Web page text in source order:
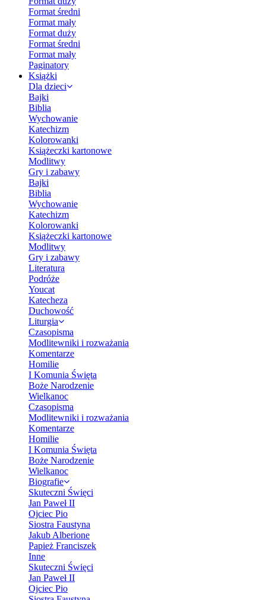
Format średni
Format mały
Format duży
Format średni
Format mały
Paginatory
Książki
Dla dzieci
Bajki
Biblia
Wychowanie
Katechizm
Kolorowanki
Książeczki kartonowe
Modlitwy
Gry i zabawy
Bajki
Biblia
Wychowanie
Katechizm
Kolorowanki
Książeczki kartonowe
Modlitwy
Gry i zabawy
Literatura
Podróże
Youcat
Katecheza
Duchowość
Liturgia
Czasopisma
Modlitewniki i rozważania
Komentarze
Homilie
I Komunia Święta
Boże Narodzenie
Wielkanoc
Czasopisma
Modlitewniki i rozważania
Komentarze
Homilie
I Komunia Święta
Boże Narodzenie
Wielkanoc
Biografie
Skuteczni Święci
Jan Paweł II
Ojciec Pio
Siostra Faustyna
Jakub Alberione
Papież Franciszek
Inne
Skuteczni Święci
Jan Paweł II
Ojciec Pio